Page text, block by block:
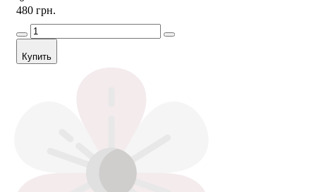
480 грн.
Купить